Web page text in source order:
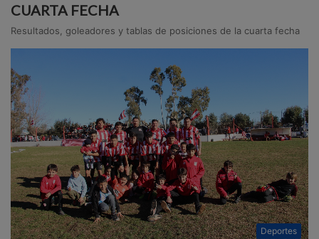
CUARTA FECHA
Resultados, goleadores y tablas de posiciones de la cuarta fecha
Deportes